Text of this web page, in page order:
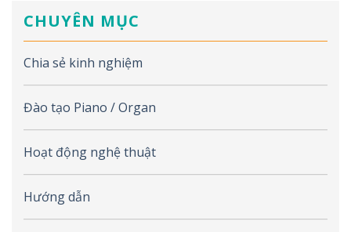
CHUYÊN MỤC
Chia sẻ kinh nghiệm
Đào tạo Piano / Organ
Hoạt động nghệ thuật
Hướng dẫn